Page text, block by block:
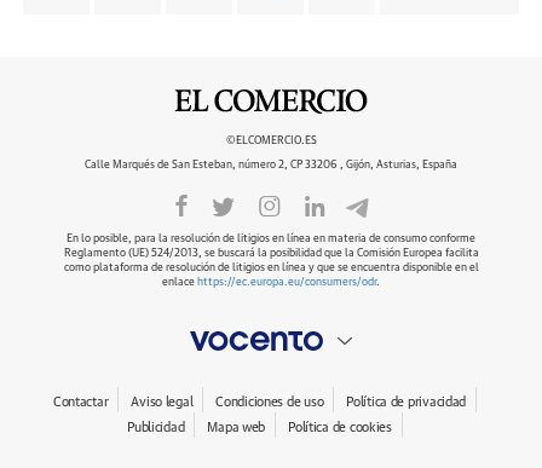
©ELCOMERCIO.ES
Calle Marqués de San Esteban, número 2, CP 33206 , Gijón, Asturias, España
En lo posible, para la resolución de litigios en línea en materia de consumo conforme
Reglamento (UE) 524/2013, se buscará la posibilidad que la Comisión Europea facilita
como plataforma de resolución de litigios en línea y que se encuentra disponible en el
enlace https://ec.europa.eu/consumers/odr.
Contactar Aviso legal Condiciones de uso
Política de privacidad
Publicidad
Mapa web Política de cookies